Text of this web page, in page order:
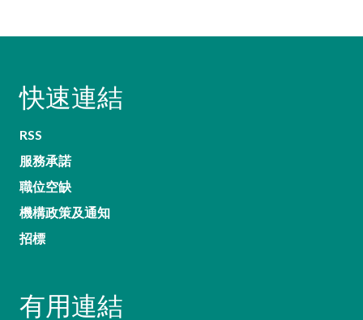
快速連結
RSS
服務承諾
職位空缺
機構政策及通知
招標
有用連結